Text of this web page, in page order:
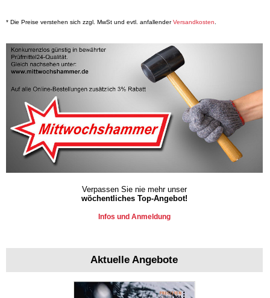
* Die Preise verstehen sich zzgl. MwSt und evtl. anfallenderVersandkosten
Verpassen Sie nie mehr unser
wöchentliches Top-Angebot!
Infos und Anmeldung
Aktuelle Angebote